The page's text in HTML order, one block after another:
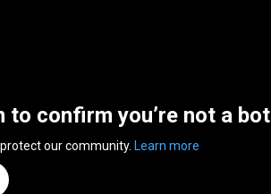
to confirm you’re not a bot
our community. Learn more